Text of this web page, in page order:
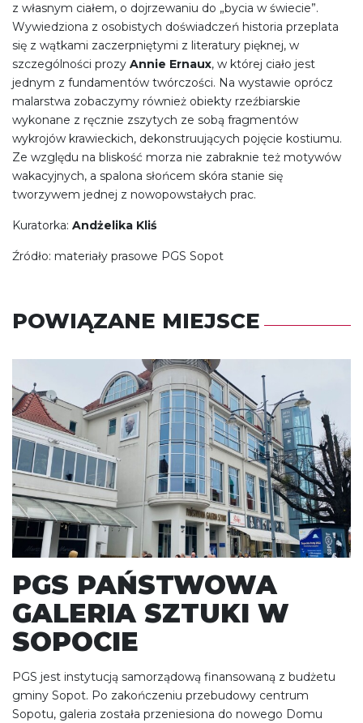
z własnym ciałem, o dojrzewaniu do „bycia w świecie”.
Wywiedziona z osobistych doświadczeń historia przeplata
się z wątkami zaczerpniętymi z literatury pięknej, w
szczególności prozy Annie Ernaux, w której ciało jest
jednym z fundamentów twórczości. Na wystawie oprócz
malarstwa zobaczymy również obiekty rzeźbiarskie
wykonane z ręcznie zszytych ze sobą fragmentów
wykrojów krawieckich, dekonstruujących pojęcie kostiumu.
Ze względu na bliskość morza nie zabraknie też motywów
wakacyjnych, a spalona słońcem skóra stanie się
tworzywem jednej z nowopowstałych prac.
Kuratorka: Andżelika Kliś
Źródło: materiały prasowe PGS Sopot
POWIĄZANE MIEJSCE
PGS PAŃSTWOWA
GALERIA SZTUKI W
SOPOCIE
PGS jest instytucją samorządową finansowaną z budżetu
gminy Sopot. Po zakończeniu przebudowy centrum
Sopotu, galeria została przeniesiona do nowego Domu